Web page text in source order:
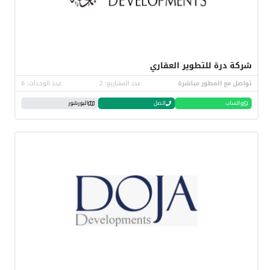
شركة درة للتطوير العقاري
تواصل مع المطور مباشرة عدد المشاريع: 2 عدد الوحدات: 6
واتساب اتصل البورشور